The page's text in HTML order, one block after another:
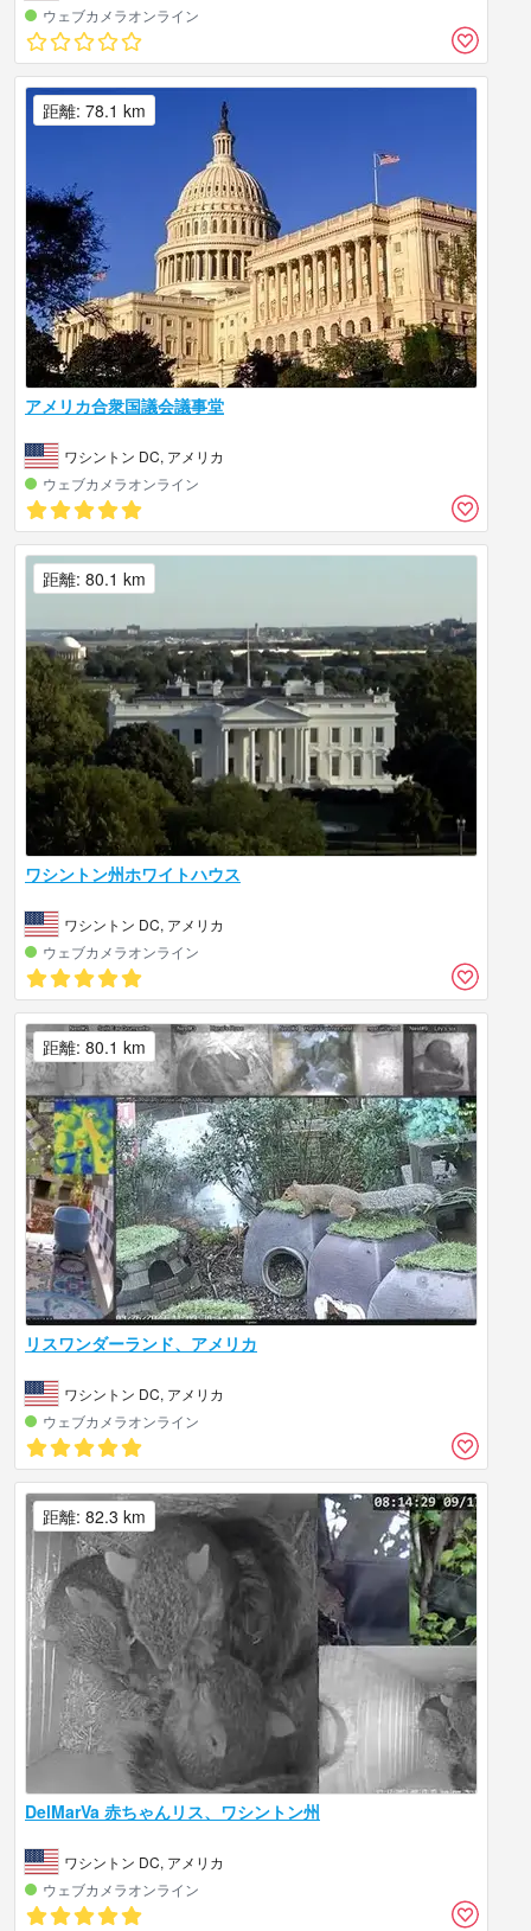
ウェブカメラオンライン
アメリカ合衆国議会議事堂
ワシントン DC, アメリカ
ウェブカメラオンライン
距離: 78.1 km
ワシントン州ホワイトハウス
ワシントン DC, アメリカ
ウェブカメラオンライン
距離: 80.1 km
リスワンダーランド、アメリカ
ワシントン DC, アメリカ
ウェブカメラオンライン
距離: 80.1 km
DelMarVa 赤ちゃんリス、ワシントン州
ワシントン DC, アメリカ
ウェブカメラオンライン
距離: 82.3 km